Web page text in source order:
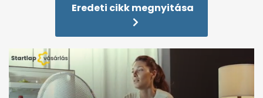
Eredeti cikk megnyitása